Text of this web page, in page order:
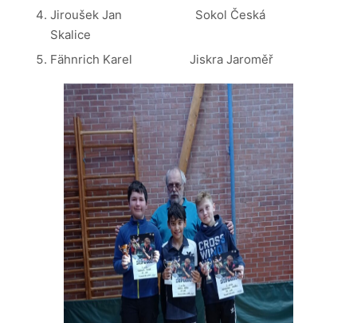
Jiroušek Jan Sokol Česká
Skalice
Fähnrich Karel Jiskra Jaroměř